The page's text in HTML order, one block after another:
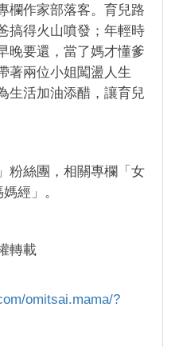
欄作家部落客。育兒路
搞得火山噴發；年輕時
晚要還，當了媽才懂爹
著兩位小姐闖盪人生
生活加油添醋，讓育兒
粉絲團，相關專欄「女
經」。
轉載
omitsai.mama/?